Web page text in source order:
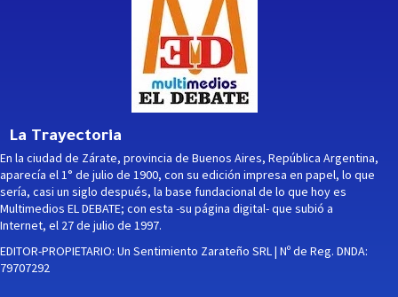
La Trayectoria
En la ciudad de Zárate, provincia de Buenos Aires, República Argentina,
aparecía el 1° de julio de 1900, con su edición impresa en papel, lo que
sería, casi un siglo después, la base fundacional de lo que hoy es
Multimedios EL DEBATE; con esta -su página digital- que subió a
Internet, el 27 de julio de 1997.
EDITOR-PROPIETARIO: Un Sentimiento Zarateño SRL | Nº de Reg. DNDA:
79707292